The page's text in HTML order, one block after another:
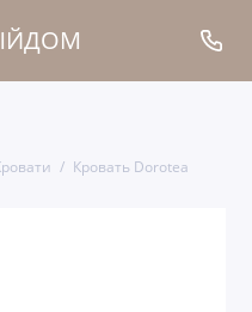
Кровать Dorotea